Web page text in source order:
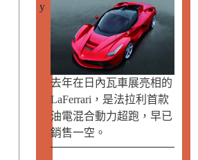
y
去年在日內瓦車展亮相的
LaFerrari，是法拉利首款
油電混合動力超跑，早已
銷售一空。